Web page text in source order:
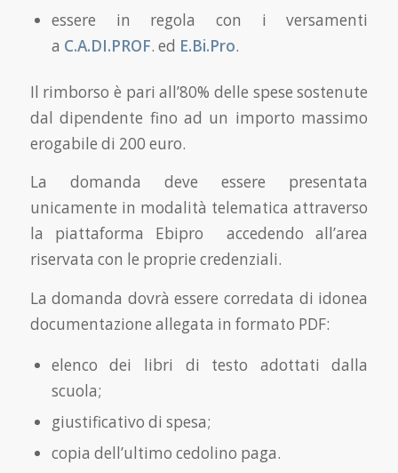
essere in regola con i versamenti
a C.A.DI.PROF. ed E.Bi.Pro.
Il rimborso è pari all’80% delle spese sostenute
dal dipendente fino ad un importo massimo
erogabile di 200 euro.
La domanda deve essere presentata
unicamente in modalità telematica attraverso
la piattaforma Ebipro accedendo all’area
riservata con le proprie credenziali.
La domanda dovrà essere corredata di idonea
documentazione allegata in formato PDF:
elenco dei libri di testo adottati dalla
scuola;
giustificativo di spesa;
copia dell’ultimo cedolino paga.